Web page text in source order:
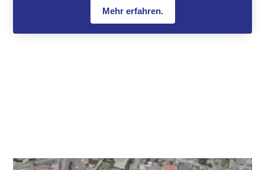
Mehr erfahren.